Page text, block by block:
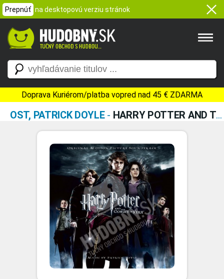
Prepnúť na desktopovú verziu stránok
Doprava Kuriérom/platba vopred nad 45 € ZDARMA
OST, PATRICK DOYLE- HARRY POTTER AND THE GOBLET OF FIRE (ORIGINAL MOTION PICTURE SOUNDTRACK)